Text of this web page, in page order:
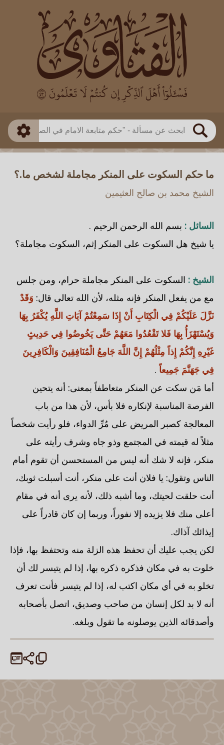
بحث
العالم
بن باز
بن العثيمين
اللجنة الدائمة
طريقة البحث
ذكي
ما حكم السكوت على المنكر مجاملة لشخص ما.؟
الشيخ محمد بن صالح العثيمين
السائل : بسم الله الرحمن الرحيم .
يا شيخ هل السكوت على المنكر إثم، السكوت مجاملة؟
الشيخ : السكوت على المنكر مجاملة حرام، ومن جلس
مع من يفعل المنكر فإنه مثله، لأن الله تعالى قال: وَقَدْ
نَزَّلَ عَلَيْكُمْ فِي الْكِتَابِ أَنْ إِذَا سَمِعْتُمْ آيَاتِ اللَّهِ يُكْفَرُ بِهَا
وَيُسْتَهْزَأُ بِهَا فَلا تَقْعُدُوا مَعَهُمْ حَتَّى يَخُوضُوا فِي حَدِيثٍ
غَيْرِهِ إِنَّكُمْ إِذاً مِثْلُهُمْ إِنَّ اللَّهَ جَامِعُ الْمُنَافِقِينَ وَالْكَافِرِينَ
فِي جَهَنَّمَ جَمِيعاً .
أما مَن سكت عن المنكر متعاطفاً بمعنى: أنه يتحين
الفرصة المناسبة لإنكاره فلا بأس، لأن هذا من باب
المعالجة كصبر المريض على مُرِّ الدواء، فلو رأيت شخصاً
مثلاً له قيمته في المجتمع وذو جاه وشرف رأيته على
منكر، فإنه لا شك أنه ليس من المستحسن أن تقوم أمام
الناس وتقول: يا فلان أنت على منكر، أنت أسبلت ثوبك،
أنت حلقت لحيتك، وما أشبه ذلك، لأنه يرى أنه في مقام
أعلى منك فلا يزيده إلا نفوراً، وربما إن كان قادراً على
إيذائك آذاك.
لكن يجب عليك أن تحفظ هذه الزلة منه وتحتفظ بها، فإذا
خلوت به في مكان فذكره ذكره بها، إذا لم يتيسر لك أن
تخلو به في أي مكان اكتب له، إذا لم يتيسر فأنت تعرف
أنه لا بد لكل إنسان من صاحب وصديق، اتصل بأصحابه
وأصدقائه الذين يوصلونه ما تقول وبلغه.